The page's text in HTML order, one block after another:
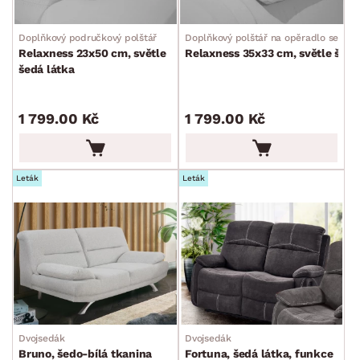
Sestavy a stěny
Drobný nábytek
Spotřebiče
BARVA
ROZMĚRY
min. cm max. cm
min. max.
MATERIÁL
FUNKCE
ZPŮSOB PROVEDENÍ
Doplňkový područkový polštář
Relaxness 23x50 cm, světle
šedá látka
1 799.00 Kč
Doplňkový polštář na opěradlo
Relaxness 35x33 cm, světle šedý
1 799.00 Kč
Leták
Dvojsedák
Bruno, šedo-bílá tkanina
Leták
Dvojsedák
Fortuna, šedá látka, funkce